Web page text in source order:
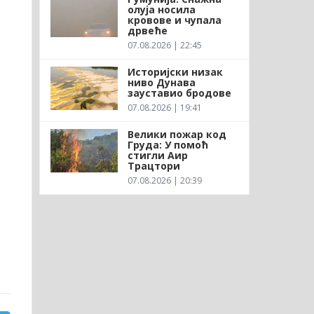
олуја носила
кровове и чупала
дрвеће
07.08.2026 | 22:45
Историјски низак
ниво Дунава
зауставио бродове
07.08.2026 | 19:41
Велики пожар код
Груда: У помоћ
стигли Аир
Трацтори
07.08.2026 | 20:39